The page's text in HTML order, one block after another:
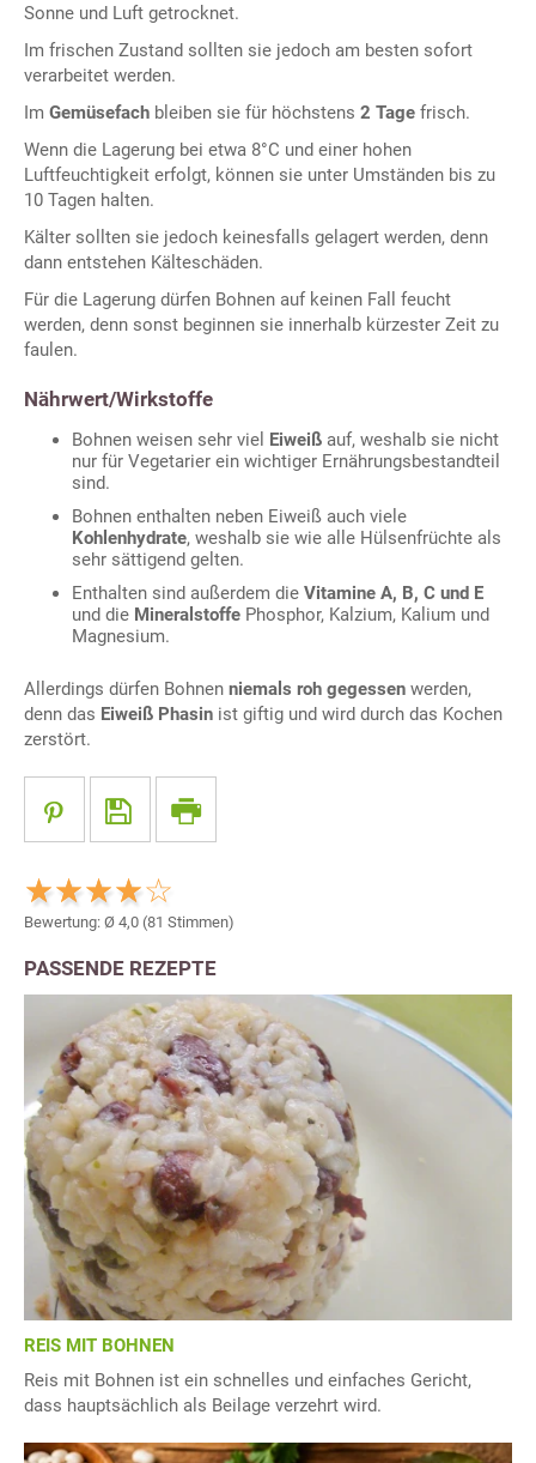
Sonne und Luft getrocknet.
Im frischen Zustand sollten sie jedoch am besten sofort
verarbeitet werden.
Im Gemüsefach bleiben sie für höchstens 2 Tage frisch.
Wenn die Lagerung bei etwa 8°C und einer hohen
Luftfeuchtigkeit erfolgt, können sie unter Umständen bis zu
10 Tagen halten.
Kälter sollten sie jedoch keinesfalls gelagert werden, denn
dann entstehen Kälteschäden.
Für die Lagerung dürfen Bohnen auf keinen Fall feucht
werden, denn sonst beginnen sie innerhalb kürzester Zeit zu
faulen.
Nährwert/Wirkstoffe
Bohnen weisen sehr viel Eiweiß auf, weshalb sie nicht
nur für Vegetarier ein wichtiger Ernährungsbestandteil
sind.
Bohnen enthalten neben Eiweiß auch viele
Kohlenhydrate, weshalb sie wie alle Hülsenfrüchte als
sehr sättigend gelten.
Enthalten sind außerdem die Vitamine A, B, C und E
und die Mineralstoffe Phosphor, Kalzium, Kalium und
Magnesium.
Allerdings dürfen Bohnen niemals roh gegessen werden,
denn das Eiweiß Phasin ist giftig und wird durch das Kochen
zerstört.
Bewertung: Ø 4,0 (81 Stimmen)
PASSENDE REZEPTE
REIS MIT BOHNEN
Reis mit Bohnen ist ein schnelles und einfaches Gericht,
dass hauptsächlich als Beilage verzehrt wird.